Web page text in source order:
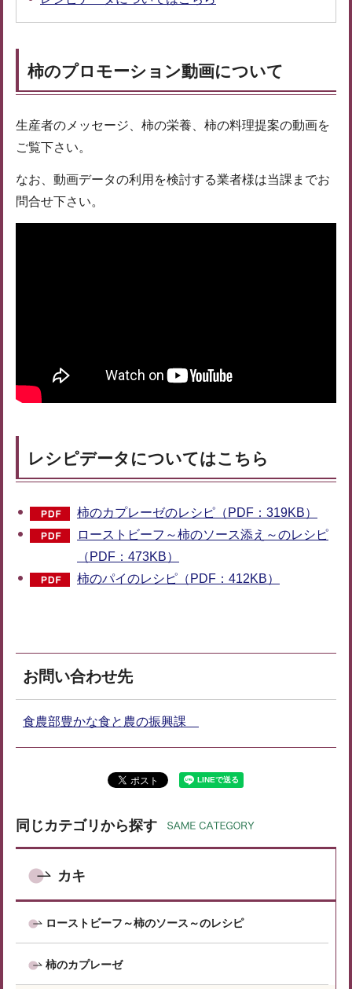
柿のプロモーション動画について
生産者のメッセージ、柿の栄養、柿の料理提案の動画を
ご覧下さい。
なお、動画データの利用を検討する業者様は当課までお
問合せ下さい。
レシピデータについてはこちら
柿のカプレーゼのレシピ（PDF：319KB）
ローストビーフ～柿のソース添え～のレシピ
（PDF：473KB）
柿のパイのレシピ（PDF：412KB）
お問い合わせ先
食農部豊かな食と農の振興課
同じカテゴリから探す
カキ
ローストビーフ～柿のソース～のレシピ
柿のカプレーゼ